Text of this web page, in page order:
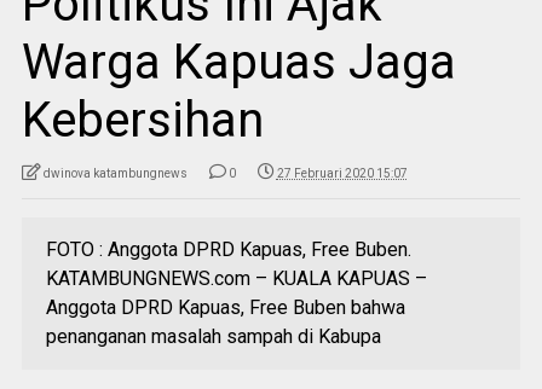
Warga Kapuas Jaga
Kebersihan
dwinova katambungnews 0 27 Februari 2020 15:07
FOTO : Anggota DPRD Kapuas, Free Buben.
KATAMBUNGNEWS.com – KUALA KAPUAS –
Anggota DPRD Kapuas, Free Buben bahwa
penanganan masalah sampah di Kabupa